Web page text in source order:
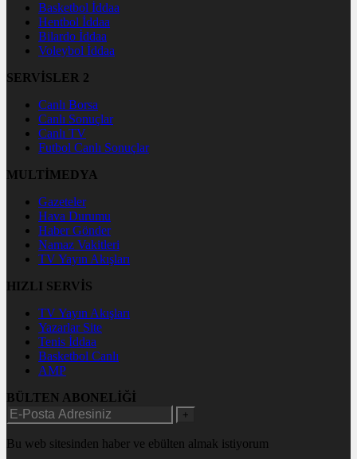
Basketbol İddaa
Hentbol İddaa
Bilardo İddaa
Voleybol İddaa
SERVİSLER 2
Canlı Borsa
Canlı Sonuçlar
Canlı TV
Futbol Canlı Sonuçlar
MULTİMEDYA
Gazeteler
Hava Durumu
Haber Gönder
Namaz Vakitleri
TV Yayın Akışları
HIZLI SERVİS
TV Yayın Akışları
Yazarlar Site
Tenis İddaa
Basketbol Canlı
AMP
BÜLTEN ABONELİĞİ
+
Bu web sitesinden haber ve ebülten almak istiyorum